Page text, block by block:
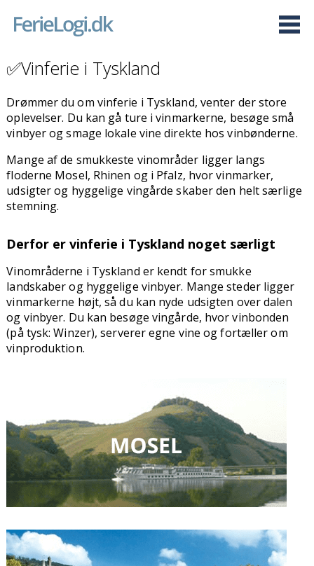
✅Vinferie i Tyskland
Drømmer du om vinferie i Tyskland, venter der store
oplevelser. Du kan gå ture i vinmarkerne, besøge små
vinbyer og smage lokale vine direkte hos vinbønderne.
Mange af de smukkeste vinområder ligger langs
floderne Mosel, Rhinen og i Pfalz, hvor vinmarker,
udsigter og hyggelige vingårde skaber den helt særlige
stemning.
Derfor er vinferie i Tyskland noget særligt
Vinområderne i Tyskland er kendt for smukke
landskaber og hyggelige vinbyer. Mange steder ligger
vinmarkerne højt, så du kan nyde udsigten over dalen
og vinbyer. Du kan besøge vingårde, hvor vinbonden
(på tysk: Winzer), serverer egne vine og fortæller om
vinproduktion.